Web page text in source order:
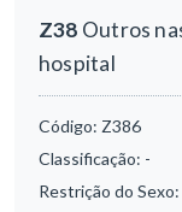
Z38 Outros
hospital
Código: Z386
Classificação: -
Restrição do Sexo: